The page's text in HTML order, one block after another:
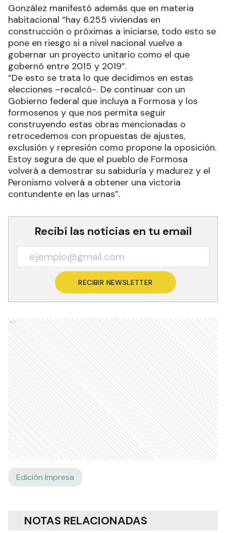
González manifestó además que en materia
habitacional “hay 6.255 viviendas en
construcción o próximas a iniciarse, todo esto se
pone en riesgo si a nivel nacional vuelve a
gobernar un proyecto unitario como el que
gobernó entre 2015 y 2019”.
“De esto se trata lo que decidimos en estas
elecciones –recalcó-. De continuar con un
Gobierno federal que incluya a Formosa y los
formosenos y que nos permita seguir
construyendo estas obras mencionadas o
retrocedemos con propuestas de ajustes,
exclusión y represión como propone la oposición.
Estoy segura de que el pueblo de Formosa
volverá a demostrar su sabiduría y madurez y el
Peronismo volverá a obtener una victoria
contundente en las urnas”.
Recibí las noticias en tu email
RECIBIR NEWSLETTER
Ads
Edición Impresa
NOTAS RELACIONADAS